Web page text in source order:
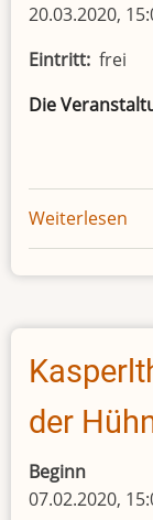
20.03.2020,
Eintritt frei
Die
Weiterlesen
Der
-
der
Beginn
07.02.2020,